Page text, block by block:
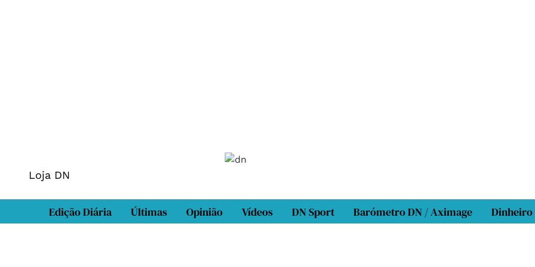
Loja DN
Edição Diária Últimas Opinião Vídeos DN Sport Barómetro DN / Aximage Dinheiro